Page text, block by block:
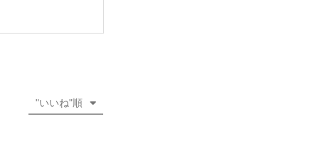
"いいね"順